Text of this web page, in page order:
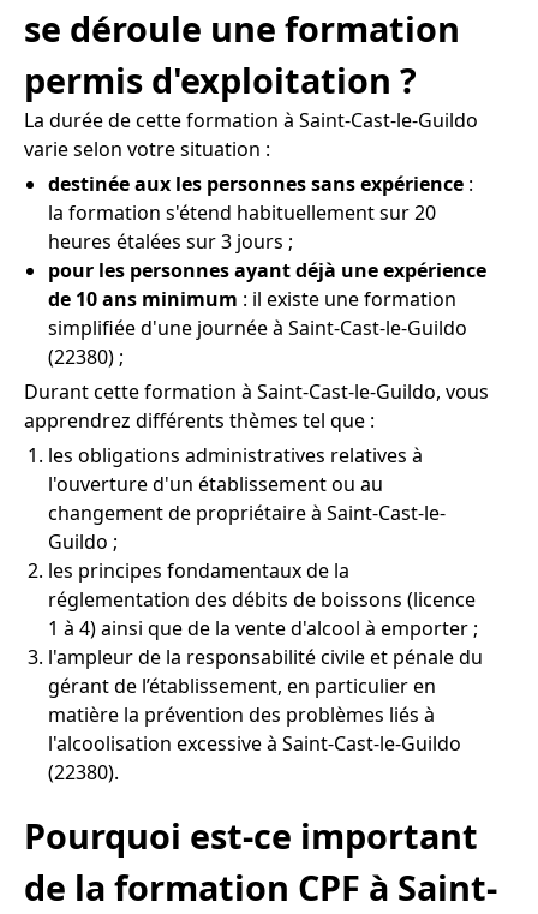
se déroule une formation
permis d'exploitation ?
La durée de cette formation à Saint-Cast-le-Guildo
varie selon votre situation :
destinée aux les personnes sans expérience :
la formation s'étend habituellement sur 20
heures étalées sur 3 jours ;
pour les personnes ayant déjà une expérience
de 10 ans minimum : il existe une formation
simplifiée d'une journée à Saint-Cast-le-Guildo
(22380) ;
Durant cette formation à Saint-Cast-le-Guildo, vous
apprendrez différents thèmes tel que :
les obligations administratives relatives à
l'ouverture d'un établissement ou au
changement de propriétaire à Saint-Cast-le-
Guildo ;
les principes fondamentaux de la
réglementation des débits de boissons (licence
1 à 4) ainsi que de la vente d'alcool à emporter ;
l'ampleur de la responsabilité civile et pénale du
gérant de l’établissement, en particulier en
matière la prévention des problèmes liés à
l'alcoolisation excessive à Saint-Cast-le-Guildo
(22380).
Pourquoi est-ce important
de la formation CPF à Saint-